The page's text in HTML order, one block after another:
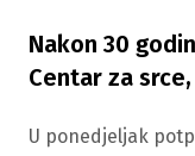
Nakon 30
Centar za
U ponedjeljak